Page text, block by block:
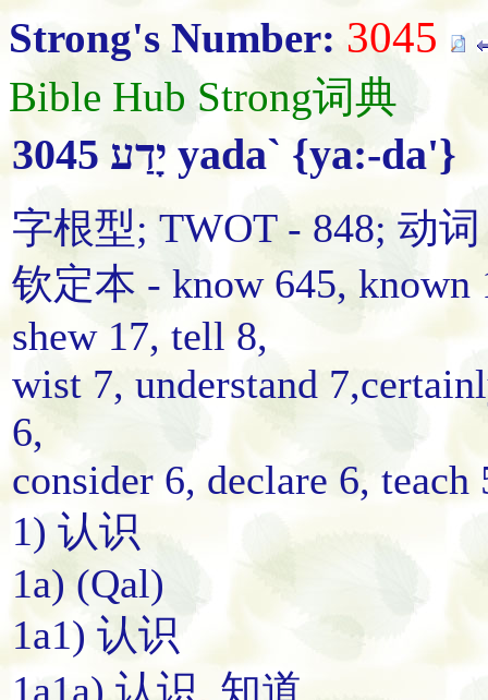
Strong's Number: 3045
Bible Hub Strong词典
3045 יָדַע yada` {ya:-da'}
字根型; TWOT - 848; 动词
钦定本 - know 645, known
shew 17, tell 8,
wist 7, understand
6,
consider 6, declare 6,
1) 认识
1a) (Qal)
1a1) 认识
1a1a) 认识, 知道